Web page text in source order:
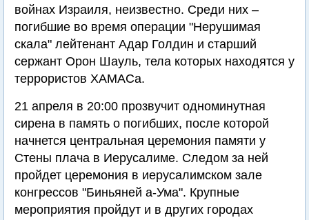
войнах Израиля, неизвестно. Среди них –
погибшие во время операции "Нерушимая
скала" лейтенант Адар Голдин и старший
сержант Орон Шауль, тела которых находятся у
террористов ХАМАСа.
21 апреля в 20:00 прозвучит одноминутная
сирена в память о погибших, после которой
начнется центральная церемония памяти у
Стены плача в Иерусалиме. Следом за ней
пройдет церемония в иерусалимском зале
конгрессов "Биньяней а-Ума". Крупные
мероприятия пройдут и в других городах